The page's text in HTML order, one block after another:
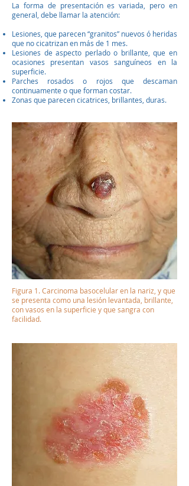
La forma de presentación es variada, pero en
general, debe llamar la atención:
Lesiones, que parecen “granitos” nuevos ó heridas
que no cicatrizan en más de 1 mes.
Lesiones de aspecto perlado o brillante, que en
ocasiones presentan vasos sanguíneos en la
superficie.
Parches rosados o rojos que descaman
continuamente o que forman costar.
Zonas que parecen cicatrices, brillantes, duras.
Figura 1. Carcinoma basocelular en la nariz, y que
se presenta como una lesión levantada, brillante,
con vasos en la superficie y que sangra con
facilidad.